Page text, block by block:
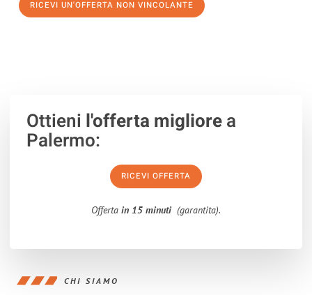
RICEVI UN'OFFERTA NON VINCOLANTE
Ottieni l'offerta migliorea
Palermo:
RICEVI OFFERTA
Offerta in 15 minuti (garantita).
CHI SIAMO